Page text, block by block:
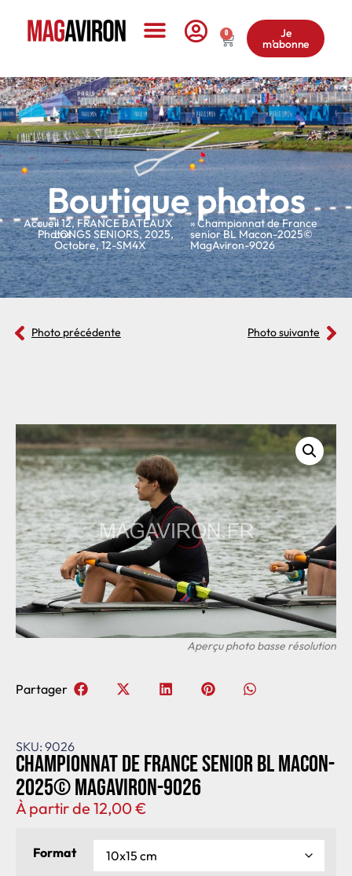
0 Je
m'abonne
Boutique photos
Accueil
»
Photos
»12,FRANCE BATEAUX
LONGS SENIORS,2025,
Octobre,12-SM4X
» Championnat de France
senior BL Macon-2025©
MagAviron-9026
Photo précédente Photo suivante
SKU: 9026
Championnat de France senior BL Macon-
2025© MagAviron-9026
À partir de 12,00€
Format
Partager